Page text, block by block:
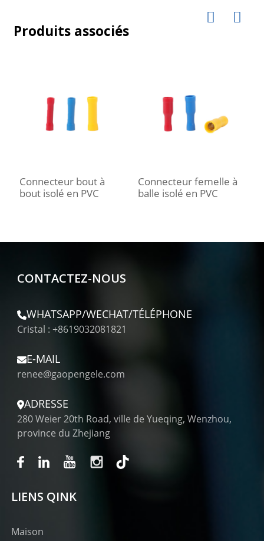
Produits associés
Connecteur bout à
bout isolé en PVC
Connecteur femelle à
balle isolé en PVC
CONTACTEZ-NOUS
WHATSAPP/WECHAT/TÉLÉPHONE
Cristal : +8619032081821
E-MAIL
renee@gaopengele.com
ADRESSE
280 Weier 20th Road, ville de Yueqing, Wenzhou,
province du Zhejiang
LIENS QINK
Maison